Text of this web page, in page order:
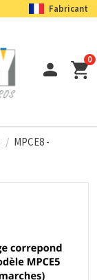
Fabricant
0
MPCE8 -